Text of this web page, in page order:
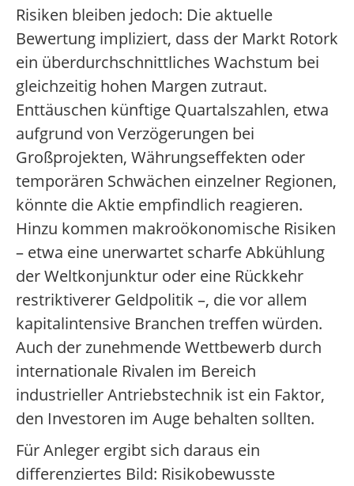
Risiken bleiben jedoch: Die aktuelle
Bewertung impliziert, dass der Markt Rotork
ein überdurchschnittliches Wachstum bei
gleichzeitig hohen Margen zutraut.
Enttäuschen künftige Quartalszahlen, etwa
aufgrund von Verzögerungen bei
Großprojekten, Währungseffekten oder
temporären Schwächen einzelner Regionen,
könnte die Aktie empfindlich reagieren.
Hinzu kommen makroökonomische Risiken
– etwa eine unerwartet scharfe Abkühlung
der Weltkonjunktur oder eine Rückkehr
restriktiverer Geldpolitik –, die vor allem
kapitalintensive Branchen treffen würden.
Auch der zunehmende Wettbewerb durch
internationale Rivalen im Bereich
industrieller Antriebstechnik ist ein Faktor,
den Investoren im Auge behalten sollten.
Für Anleger ergibt sich daraus ein
differenziertes Bild: Risikobewusste